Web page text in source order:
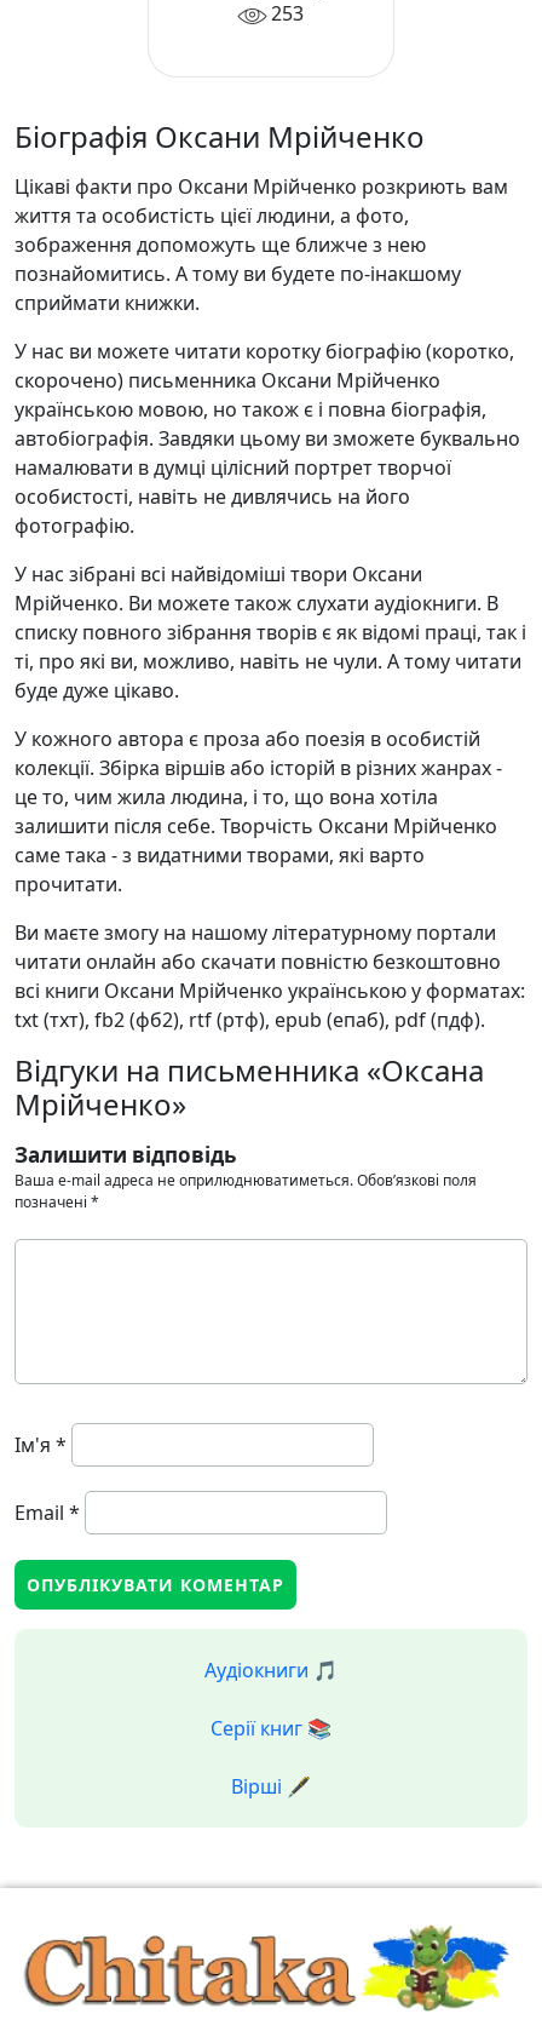
253
Біографія Оксани Мрійченко
Цікаві факти про Оксани Мрійченко розкриють вам
життя та особистість цієї людини, а фото,
зображення допоможуть ще ближче з нею
познайомитись. А тому ви будете по-інакшому
сприймати книжки.
У нас ви можете читати коротку біографію (коротко,
скорочено) письменника Оксани Мрійченко
українською мовою, но також є і повна біографія,
автобіографія. Завдяки цьому ви зможете буквально
намалювати в думці цілісний портрет творчої
особистості, навіть не дивлячись на його
фотографію.
У нас зібрані всі найвідоміші твори Оксани
Мрійченко. Ви можете також слухати аудіокниги. В
списку повного зібрання творів є як відомі праці, так і
ті, про які ви, можливо, навіть не чули. А тому читати
буде дуже цікаво.
У кожного автора є проза або поезія в особистій
колекції. Збірка віршів або історій в різних жанрах -
це то, чим жила людина, і то, що вона хотіла
залишити після себе. Творчість Оксани Мрійченко
саме така - з видатними творами, які варто
прочитати.
Ви маєте змогу на нашому літературному портали
читати онлайн або скачати повністю безкоштовно
всі книги Оксани Мрійченко українською у форматах:
txt (тхт), fb2 (фб2), rtf (ртф), epub (епаб), pdf (пдф).
Відгуки на письменника «Оксана
Мрійченко»
Залишити відповідь
Ваша e-mail адреса не оприлюднюватиметься.Обов’язкові поля
позначені *
Ім'я *
Email *
Аудіокниги 🎵
Серії книг 📚
Вірші 🖋️